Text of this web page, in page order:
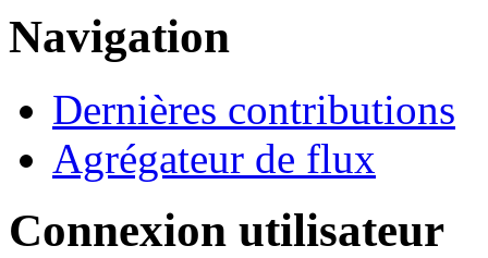
Navigation
Dernières contributions
Agrégateur de flux
Connexion utilisateur